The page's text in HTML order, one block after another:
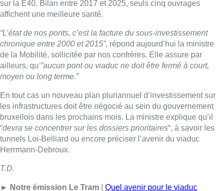
tunnels Loi-Belliard ou encore préciser l’avenir du viaduc
Herrmann-Debroux.
T.D.
► Notre émission Le Tram|Quel avenir pour le viaduc
Herrmann-Debroux ?
Lire aussi :
Sécheresse : attention aux chutes
de branches en forêt